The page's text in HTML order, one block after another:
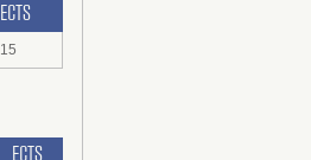
ECTS
15
ECTS